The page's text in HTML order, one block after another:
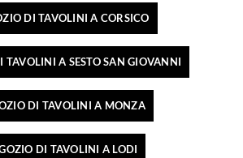
DI TAVOLINI A CORSICO
TAVOLINI A SESTO SAN GIOVANNI
DI TAVOLINI A MONZA
DI TAVOLINI A LODI